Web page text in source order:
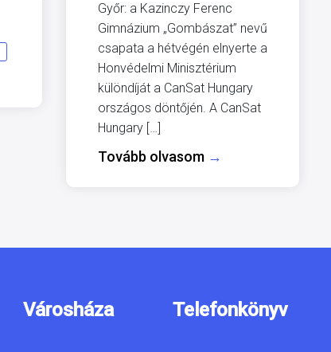
Győr: a Kazinczy Ferenc
Gimnázium „Gombászat” nevű
csapata a hétvégén elnyerte a
Honvédelmi Minisztérium
különdíját a CanSat Hungary
országos döntőjén. A CanSat
Hungary […]
Tovább olvasom →
Városháza Telefonkönyv